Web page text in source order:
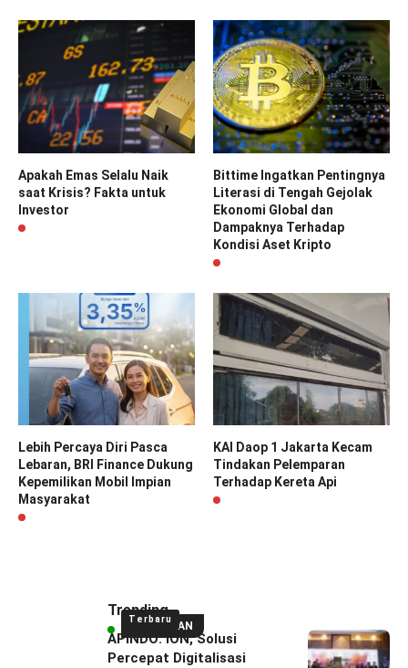
Apakah Emas Selalu Naik
saat Krisis? Fakta untuk
Investor
Bittime Ingatkan Pentingnya
Literasi di Tengah Gejolak
Ekonomi Global dan
Dampaknya Terhadap
Kondisi Aset Kripto
Lebih Percaya Diri Pasca
Lebaran, BRI Finance Dukung
Kepemilikan Mobil Impian
Masyarakat
KAI Daop 1 Jakarta Kecam
Tindakan Pelemparan
Terhadap Kereta Api
UNGGULAN
Terbaru
Trending
APINDO: ION, Solusi
Percepat Digitalisasi